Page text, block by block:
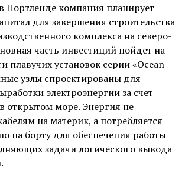
Портленде компания планирует
для завершения строительства
комплекса на северо-
часть инвестиций пойдет на
плавучих установок серии «Ocean-
узлы спроектированы для
электроэнергии за счет
открытом море. Энергия не
на материк, а потребляется
на борту для обеспечения работы
задачи логического вывода